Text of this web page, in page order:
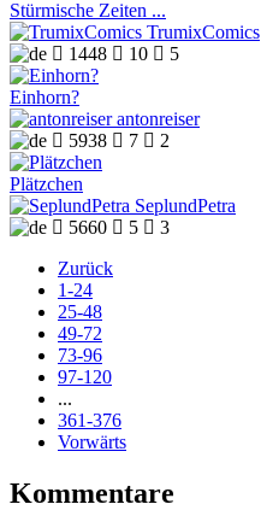
Stürmische Zeiten ...
TrumixComics
 1448  10  5
Einhorn?
antonreiser
 5938  7  2
Plätzchen
SeplundPetra
 5660  5  3
Zurück
1-24
25-48
49-72
73-96
97-120
...
361-376
Vorwärts
Kommentare